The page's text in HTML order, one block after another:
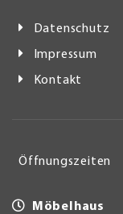
Datenschutz
Impressum
Kontakt
Öffnungszeiten
Möbelhaus